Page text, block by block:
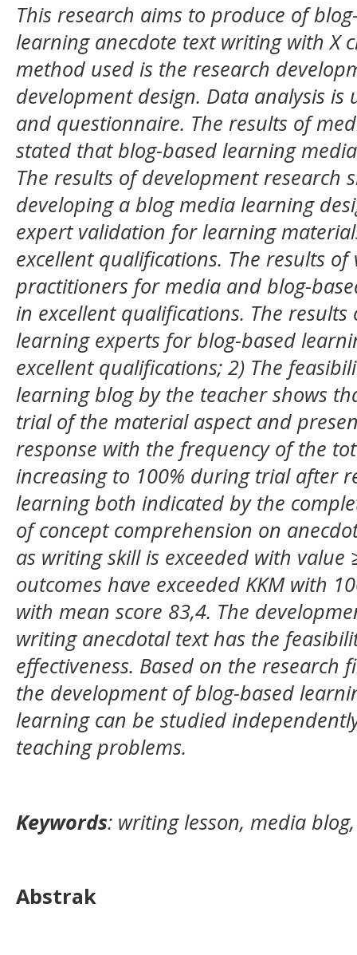
This research aims to produce of
learning anecdote text writing with X
method used is the research
development design. Data analysis
and questionnaire. The results of
stated that blog-based learning
The results of development research
developing a blog media learning
expert validation for learning
excellent qualifications. The results
practitioners for media and blog-
in excellent qualifications. The
learning experts for blog-based
excellent qualifications; 2) The
learning blog by the teacher shows
trial of the material aspect and
response with the frequency of the
increasing to 100% during trial after
learning both indicated by the
of concept comprehension on
as writing skill is exceeded with
outcomes have exceeded KKM with
with mean score 83,4. The
writing anecdotal text has the
effectiveness. Based on the research
the development of blog-based
learning can be studied
teaching problems.
Keywords: writing lesson, media
Abstrak